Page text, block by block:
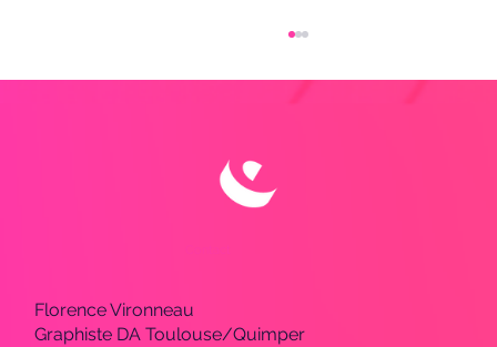
Challenge Kindle
Florence Vironneau
Graphiste DA Toulouse/Quimper